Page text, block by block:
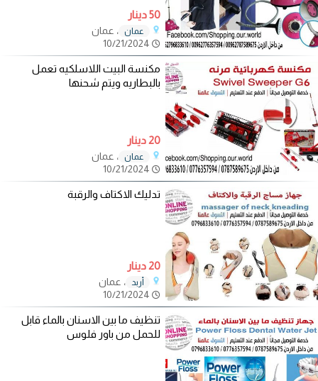
50 دينار
عمان ، عمان
مكنسة البيت اللاسلكيه تعمل
بالبطاريه ويتم شحنها
20 دينار
عمان ، عمان
تدليك الاكتاف والرقبة
20 دينار
أربد
، عمان
تنظيف ما بين الاسنان بالماء قابل
للحمل من باور فلوس